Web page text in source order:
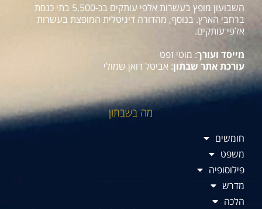
השבועון מופץ בעשרות אלפי עותקים בכ-5,500 בתי כנסת
ברחבי הארץ. בנוסף, מהדורה דיגיטלית המופצת בעשרות
אלפי עותקים.
מייסד ועורך: מוטי זפט
עורכת אתר שבתון: אביטל דואן שמולי
מה בשבתון
חומשים
משפט
פילוסופיה
מדרש
הלכה